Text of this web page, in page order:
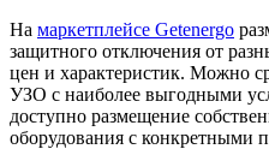
На маркетплейсе Getenergo
защитного отключения от
цен и характеристик. Можно
УЗО с наиболее выгодными
доступно размещение
оборудования с конкретными